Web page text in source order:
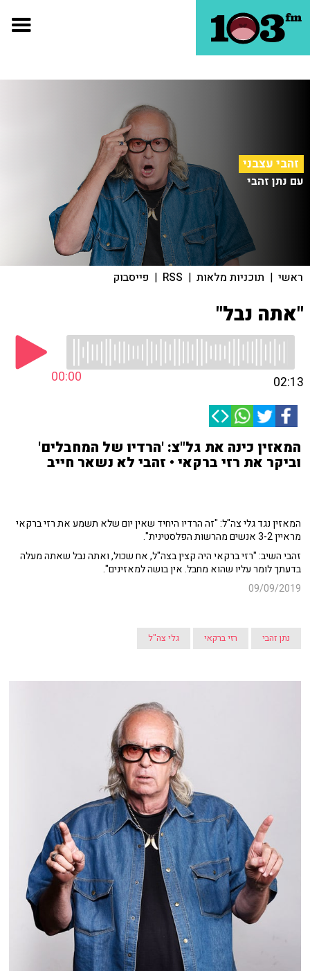
זהבי עצבני
עם נתן זהבי
ראשי | תוכניות מלאות |
RSS
| פייסבוק
"אתה נבל"
00:00 02:13
המאזין כינה את גל"צ: 'הרדיו של המחבלים'
וביקר את רזי ברקאי • זהבי לא נשאר חייב
המאזין נגד גלי צה"ל: "זה הרדיו היחיד שאין יום שלא תשמע את רזי ברקאי
מראיין 3-2 אנשים מהרשות הפלסטינית".
זהבי השיב: "רזי ברקאי היה קצין בצה"ל, אח שכול, ואתה נבל שאתה מעלה
בדעתך לומר עליו שהוא מחבל. אין בושה למאזינים".
09/09/2019
נתן זהבי רזי ברקאי גלי צה"ל